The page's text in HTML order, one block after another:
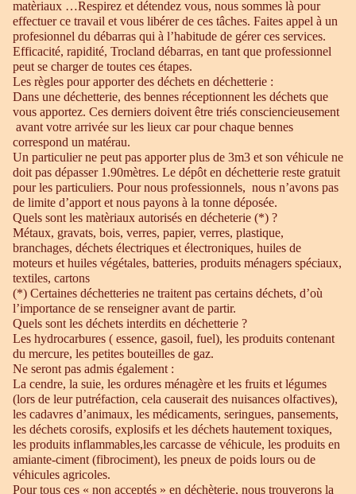
matèriaux …Respirez et détendez vous, nous sommes là pour
effectuer ce travail et vous libérer de ces tâches. Faites appel à un
profesionnel du débarras qui à l’habitude de gérer ces services.
Efficacité, rapidité, Trocland débarras, en tant que professionnel
peut se charger de toutes ces étapes.
Les règles pour apporter des déchets en déchetterie :
Dans une déchetterie, des bennes réceptionnent les déchets que
vous apportez. Ces derniers doivent être triés consciencieusement
avant votre arrivée sur les lieux car pour chaque bennes
correspond un matérau.
Un particulier ne peut pas apporter plus de 3m3 et son véhicule ne
doit pas dépasser 1.90mètres. Le dépôt en déchetterie reste gratuit
pour les particuliers. Pour nous professionnels, nous n’avons pas
de limite d’apport et nous payons à la tonne déposée.
Quels sont les matèriaux autorisés en décheterie (*) ?
Métaux, gravats, bois, verres, papier, verres, plastique,
branchages, déchets électriques et électroniques, huiles de
moteurs et huiles végétales, batteries, produits ménagers spéciaux,
textiles, cartons
(*) Certaines déchetteries ne traitent pas certains déchets, d’où
l’importance de se renseigner avant de partir.
Quels sont les déchets interdits en déchetterie ?
Les hydrocarbures ( essence, gasoil, fuel), les produits contenant
du mercure, les petites bouteilles de gaz.
Ne seront pas admis également :
La cendre, la suie, les ordures ménagère et les fruits et légumes
(lors de leur putréfaction, cela causerait des nuisances olfactives),
les cadavres d’animaux, les médicaments, seringues, pansements,
les déchets corosifs, explosifs et les déchets hautement toxiques,
les produits inflammables,les carcasse de véhicule, les produits en
amiante-ciment (fibrociment), les pneux de poids lours ou de
véhicules agricoles.
Pour tous ces « non acceptés » en déchèterie, nous trouverons la